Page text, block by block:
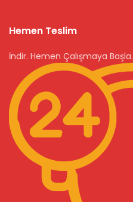
Hemen Teslim
İndir. Hemen Çalışmaya Başla.